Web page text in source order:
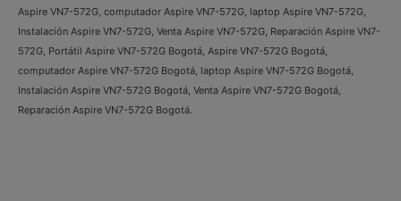
Aspire VN7-572G, computador Aspire VN7-572G, laptop Aspire VN7-572G,
Instalación Aspire VN7-572G, Venta Aspire VN7-572G, Reparación Aspire VN7-
572G, Portátil Aspire VN7-572G Bogotá, Aspire VN7-572G Bogotá,
computador Aspire VN7-572G Bogotá, laptop Aspire VN7-572G Bogotá,
Instalación Aspire VN7-572G Bogotá, Venta Aspire VN7-572G Bogotá,
Reparación Aspire VN7-572G Bogotá.